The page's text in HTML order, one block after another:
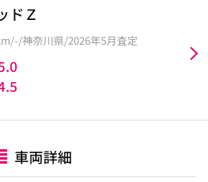
ドＺ
神奈川県/2026年5月査定
車両詳細